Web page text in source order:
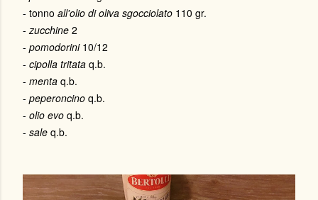
- tonno all'olio di oliva sgocciolato 110 gr.
-zucchine 2
- pomodorini10/12
- cipolla tritata q.b.
- menta q.b.
- peperoncino q.b.
- olio evo q.b.
- sale q.b.